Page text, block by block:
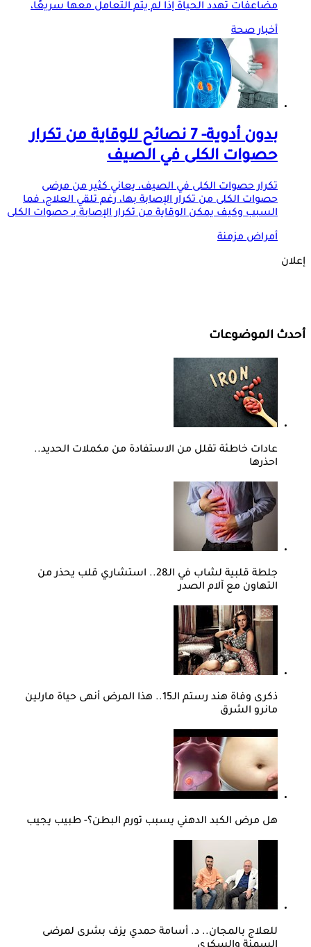
مضاعفات تهدد الحياة إذا لم يتم التعامل معها سريعًا،
أخبار صحة
بدون أدوية- 7 نصائح للوقاية من تكرار
حصوات الكلى في الصيف
تكرار حصوات الكلى في الصيف، يعاني كثير من مرضى
حصوات الكلى من تكرار الإصابة بها، رغم تلقي العلاج، فما
السبب وكيف يمكن الوقاية من تكرار الإصابة بـ حصوات الكلى
أمراض مزمنة
إعلان
أحدث الموضوعات
عادات خاطئة تقلل من الاستفادة من مكملات الحديد..
احذرها
جلطة قلبية لشاب في الـ28.. استشاري قلب يحذر من
التهاون مع آلام الصدر
ذكرى وفاة هند رستم الـ15.. هذا المرض أنهى حياة مارلين
مانرو الشرق
هل مرض الكبد الدهني يسبب تورم البطن؟- طبيب يجيب
للعلاج بالمجان.. د. أسامة حمدي يزف بشرى لمرضى